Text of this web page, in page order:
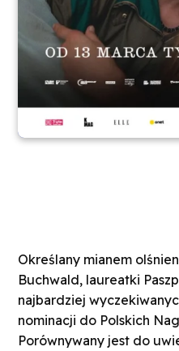
Określany mianem
Buchwald, laureatki
najbardziej
nominacji do Polskich
Porównywany jest do